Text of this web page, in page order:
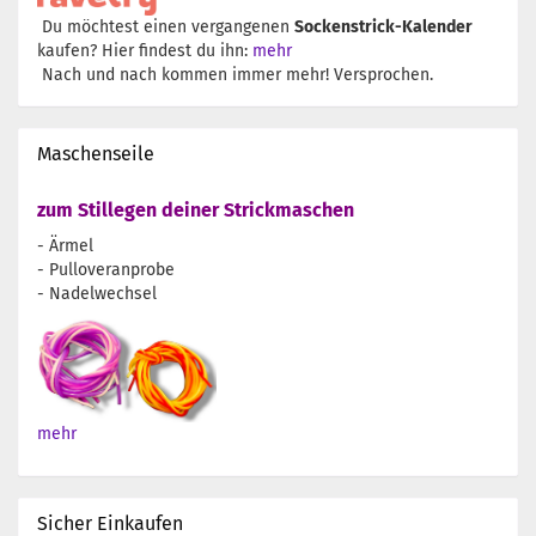
Du möchtest einen vergangenen Sockenstrick-Kalender
kaufen? Hier findest du ihn: mehr
Nach und nach kommen immer mehr! Versprochen.
Maschenseile
zum Stillegen deiner Strickmaschen
- Ärmel
- Pulloveranprobe
- Nadelwechsel
mehr
Sicher Einkaufen